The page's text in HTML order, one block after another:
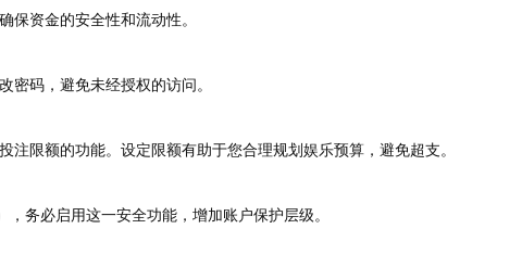
保资金的安全性和流动性。
密码，避免未经授权的访问。
注限额的功能。设定限额有助于您合理规划娱乐预算，避免超支。
务必启用这一安全功能，增加账户保护层级。